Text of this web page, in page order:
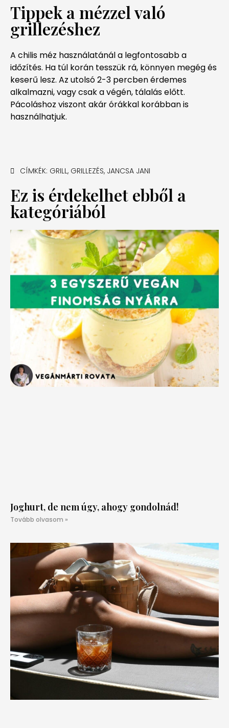
Tippek a mézzel való
grillezéshez
A chilis méz használatánál a legfontosabb a
időzítés. Ha túl korán tesszük rá, könnyen megég és
keserű lesz. Az utolsó 2-3 percben érdemes
alkalmazni, vagy csak a végén, tálalás előtt.
Pácoláshoz viszont akár órákkal korábban is
használhatjuk.
CÍMKÉK: GRILL, GRILLEZÉS, JANCSA JANI
Ez is érdekelhet ebből a
kategóriából
Joghurt, de nem úgy, ahogy gondolnád!
Tovább olvasom »